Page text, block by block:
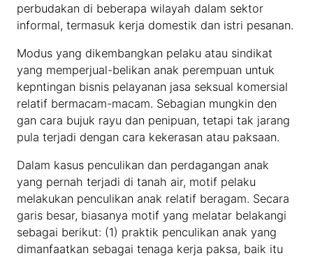
perbudakan di beberapa wilayah dalam sektor
informal, termasuk kerja domestik dan istri pesanan.
Modus yang dikembangkan pelaku atau sindikat
yang memperjual-belikan anak perempuan untuk
kepntingan bisnis pelayanan jasa seksual komersial
relatif bermacam-macam. Sebagian mungkin den
gan cara bujuk rayu dan penipuan, tetapi tak jarang
pula terjadi dengan cara kekerasan atau paksaan.
Dalam kasus penculikan dan perdagangan anak
yang pernah terjadi di tanah air, motif pelaku
melakukan penculikan anak relatif beragam. Secara
garis besar, biasanya motif yang melatar belakangi
sebagai berikut: (1) praktik penculikan anak yang
dimanfaatkan sebagai tenaga kerja paksa, baik itu